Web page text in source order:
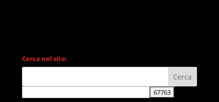
Cerca nel sito: